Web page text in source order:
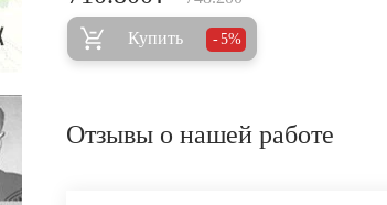
Купить 5%
Отзывы о нашей работе